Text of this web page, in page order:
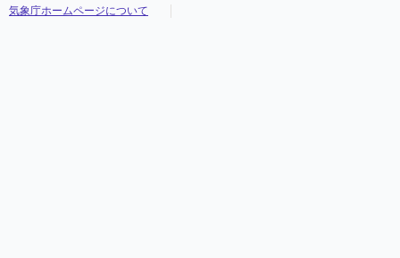
気象庁ホームページについて